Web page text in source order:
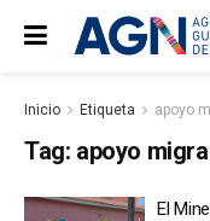
Inicio Etiqueta apoyo
Tag: apoyo
El